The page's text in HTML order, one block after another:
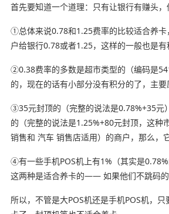
首先要知道一个道理：只有让银行有赚头，
①总体来说0.78和1.25费率的比较适合养卡
户给银行0.78或者1.25，这样的一般也是有
②0.38费率的多数是超市类型的（编码是
的，现在的话有小部分没有积分的了，主要
③35元封顶的（完整的说法是0.78%+35元
的（完整的说法是1.25%+80元封顶，这种
销售和 汽车 销售店适用）的商户，那么，
④有一些手机POS机上有1%（其实是0.78%
这两种是适合养卡的—— 如果他们不跳码的
所以，不管是大POS机还是手机POS机，